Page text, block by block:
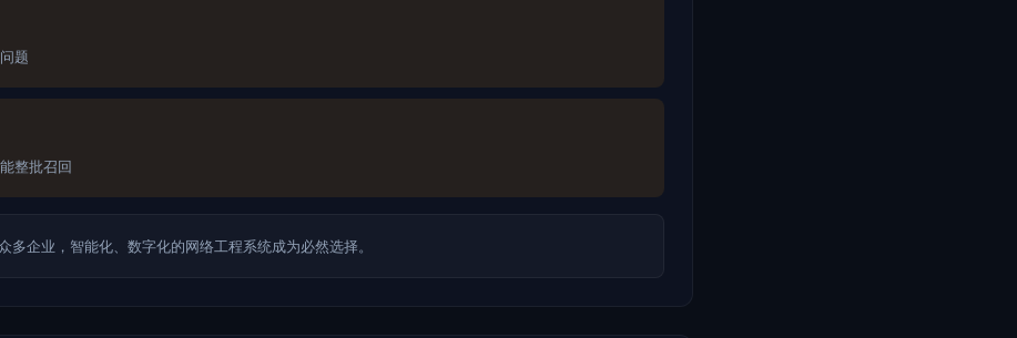
题
整批召回
多企业，智能化、数字化的网络工程系统成为必然选择。